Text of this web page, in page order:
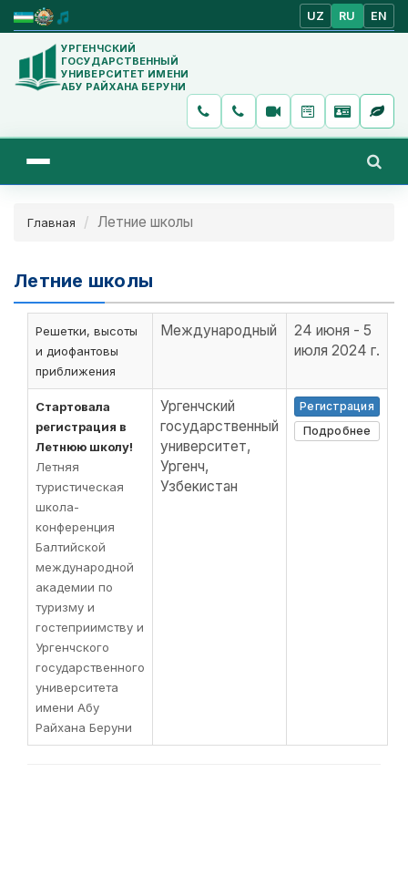
UZ RU EN
УРГЕНЧСКИЙ
ГОСУДАРСТВЕННЫЙ
УНИВЕРСИТЕТ ИМЕНИ
АБУ РАЙХАНА БЕРУНИ
Главная Летние школы
Летние школы
Решетки, высоты
и диофантовы
приближения
Международный
24 июня - 5
июля 2024 г.
Стартовала
регистрация в
Летнюю школу!
Летняя
туристическая
школа-
конференция
Балтийской
международной
академии по
туризму и
гостеприимству и
Ургенчского
государственного
университета
имени Абу
Райхана Беруни
Ургенчский
государственный
университет,
Ургенч,
Узбекистан
Регистрация
Подробнее